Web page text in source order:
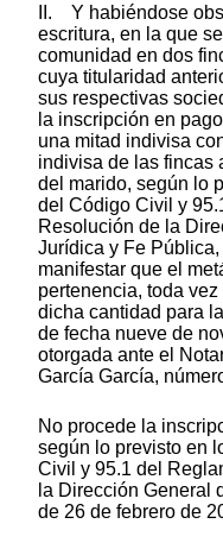
II. Y habiéndose
escritura, en la que
comunidad en dos
cuya titularidad
sus respectivas
la inscripción en
una mitad indivisa
indivisa de las fincas
del marido, según lo
del Código Civil y
Resolución de la
Jurídica y Fe
manifestar que el
pertenencia, toda
dicha cantidad para
de fecha nueve de
otorgada ante el
García García,
No procede la
según lo previsto en
Civil y 95.1 del
la Dirección General
de 26 de febrero de